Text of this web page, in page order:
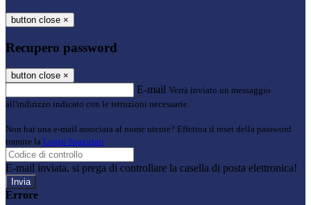
button close ×
Recupero password
button close ×
E-mail Verrà inviato un messaggio
all'indirizzo indicato con le istruzioni necessarie.
Non hai una e-mail associata al nome utente? Effettua il reset della password
tramite la Login Spaggiari
E-mail inviata, si prega di controllare la casella di posta elettronica!
Errore